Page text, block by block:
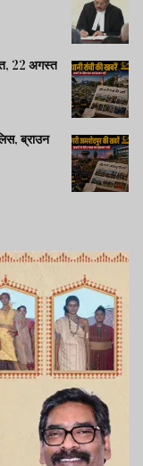
22 अगस्त
ब्राउन